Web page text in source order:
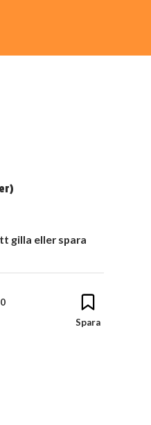
gilla eller spara
0